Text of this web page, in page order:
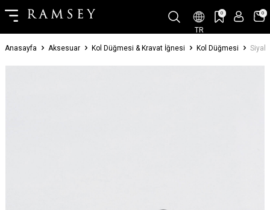
TR
0 0
Anasayfa Aksesuar Kol Düğmesi & Kravat İğnesi Kol Düğmesi